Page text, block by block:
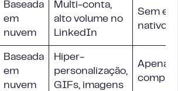
Baseada
em
nuvem
Multi-conta,
alto volume no
LinkedIn
Sem e-
nativo
Baseada
em
nuvem
Hiper-
personalização,
GIFs, imagens
Apenas